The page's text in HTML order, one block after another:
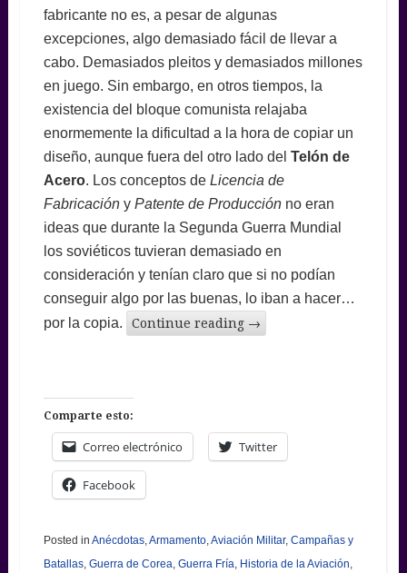
fabricante no es, a pesar de algunas
excepciones, algo demasiado fácil de llevar a
cabo. Demasiados pleitos y demasiados millones
en juego. Sin embargo, en otros tiempos, la
existencia del bloque comunista relajaba
enormemente la dificultad a la hora de copiar un
diseño, aunque fuera del otro lado del Telón de
Acero. Los conceptos de Licencia de
Fabricacióny Patente de Producciónno eran
ideas que durante la Segunda Guerra Mundial
los soviéticos tuvieran demasiado en
consideración y tenían claro que si no podían
conseguir algo por las buenas, lo iban a hacer…
por la copia.
Continue reading →
Comparte esto:
Correo electrónico Twitter
Facebook
Posted in Anécdotas,Armamento,Aviación Militar, Campañas y
Batallas, Guerra de Corea, Guerra Fría, Historia de la Aviación,